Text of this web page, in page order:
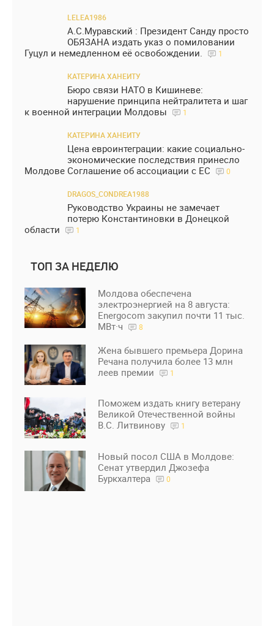
LELEA1986
А.С.Муравский : Президент Санду просто
ОБЯЗАНА издать указ о помиловании
Гуцул и немедленном её освобождении.
1
КАТЕРИНА ХАНЕИТУ
Бюро связи НАТО в Кишиневе:
нарушение принципа нейтралитета и шаг
к военной интеграции Молдовы
1
КАТЕРИНА ХАНЕИТУ
Цена евроинтеграции: какие социально-
экономические последствия принесло
Молдове Соглашение об ассоциации с ЕС
0
DRAGOS_CONDREA1988
Руководство Украины не замечает
потерю Константиновки в Донецкой
области
1
ТОП ЗА НЕДЕЛЮ
Молдова обеспечена
электроэнергией на 8 августа:
Energocom закупил почти 11 тыс.
МВт·ч
8
Жена бывшего премьера Дорина
Речана получила более 13 млн
леев премии
1
Поможем издать книгу ветерану
Великой Отечественной войны
В.С. Литвинову
1
Новый посол США в Молдове:
Сенат утвердил Джозефа
Буркхалтера
0